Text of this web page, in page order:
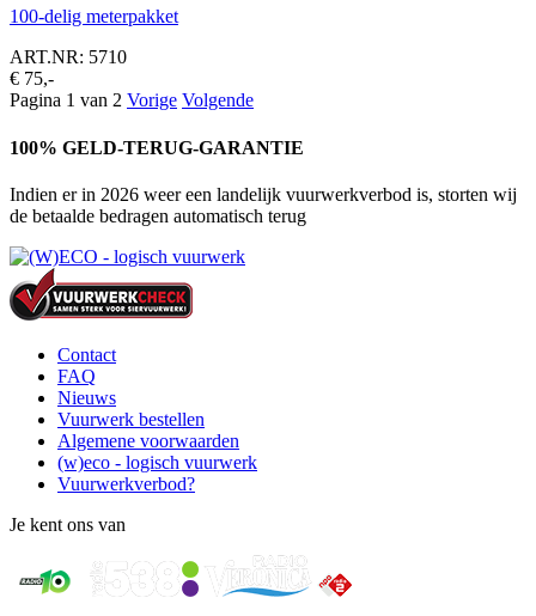
100-delig meterpakket
ART.NR: 5710
€ 75,-
Pagina 1 van 2 Vorige Volgende
100% GELD-TERUG-GARANTIE
Indien er in 2026 weer een landelijk vuurwerkverbod is, storten wij
de betaalde bedragen automatisch terug
Contact
FAQ
Nieuws
Vuurwerk bestellen
Algemene voorwaarden
(w)eco - logisch vuurwerk
Vuurwerkverbod?
Je kent ons van